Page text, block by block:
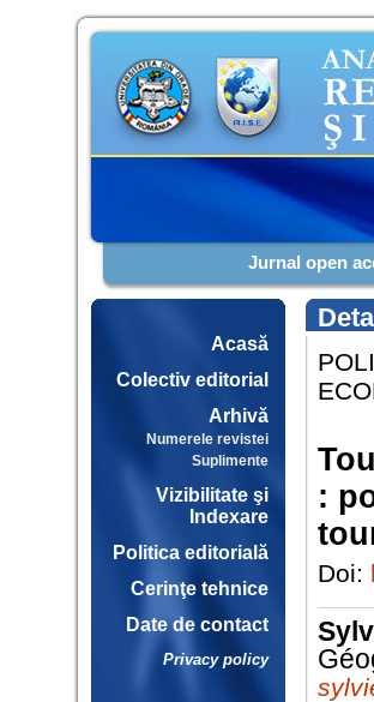
Jurnal open
Acasă
Colectiv editorial
Arhivă
Numerele revistei
Suplimente
Vizibilitate şi
Indexare
Politica editorială
Cerinţe tehnice
Date de contact
Privacy policy
:
Doi: